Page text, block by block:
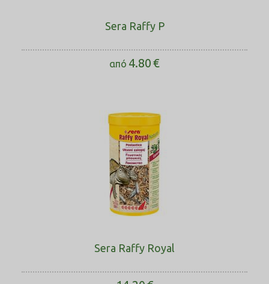
Sera Raffy P
από 4.80€
Sera Raffy Royal